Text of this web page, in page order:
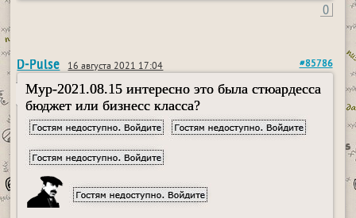
0
D-Pulse 16 августа 2021 17:04 #85786
Myp-2021.08.15 интересно это была стюардесса
бюджет или бизнесс класса?